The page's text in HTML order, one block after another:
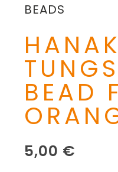
BEADS
HANAK
BEAD
5,00 €